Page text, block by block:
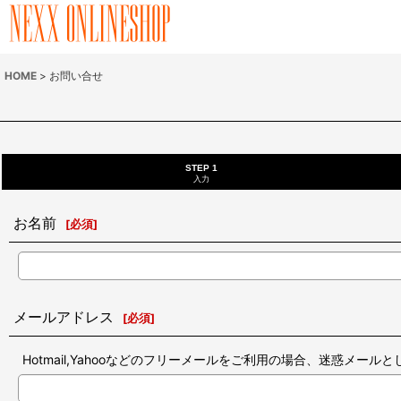
HOME > お問い合せ
STEP 1
入力
お名前 [必須]
メールアドレス [必須]
Hotmail,Yahooなどのフリーメールをご利用の場合、迷惑メール